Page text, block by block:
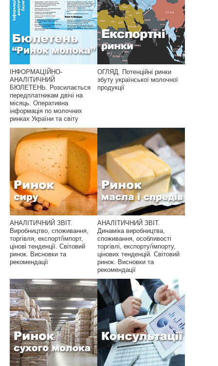
ІНФОРМАЦІЙНО-
АНАЛІТИЧНИЙ
БЮЛЕТЕНЬ. Розсилається
передплатникам двічі на
місяць. Оперативна
інформація по молочних
ринках України та світу
ОГЛЯД. Потенційні ринки
збуту української молочної
продукції
АНАЛІТИЧНИЙ ЗВІТ.
Виробництво, споживання,
торгівля, експорт/імпорт,
цінові тенденції. Світовий
ринок. Висновки та
рекомендації
АНАЛІТИЧНИЙ ЗВІТ.
Динаміка виробництва,
споживання, особливості
торгівлі, експорту/імпорту,
цінових тенденцій. Світовий
ринок. Висновки та
рекомендації